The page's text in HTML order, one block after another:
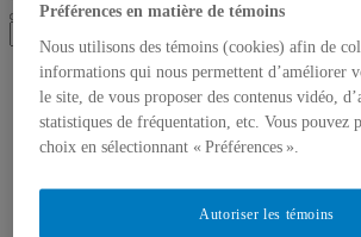
Accueil
Plan d’action de la relance du Quartier
L’UQAM, au cœur de la relance du
Le quartier apprenant
Allocutions et diffusions
La vice-rectrice associée
Préférences en matière de témoins
Nous utilisons des témoins (cookies) afin de
informations qui nous permettent d’améliorer
le site, de vous proposer des contenus vidéo,
statistiques de fréquentation, etc. Vous pouvez
choix en sélectionnant « Préférences ».
Autoriser les témoins